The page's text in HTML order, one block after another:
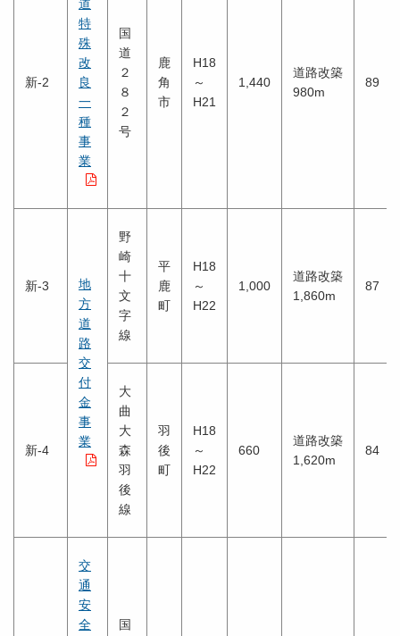
新-2
道
特
殊
改
良
一
種
事
業
国
道
２
８
２
号
鹿
角
市
H18
～
H21
1,440
道路改築
980m
89
新-3
地
方
道
路
交
付
金
事
業
野
崎
十
文
字
線
平
鹿
町
H18
～
H22
1,000
道路改築
1,860m
87
新-4
大
曲
大
森
羽
後
線
羽
後
町
H18
～
H22
660
道路改築
1,620m
84
交
通
安
全
国